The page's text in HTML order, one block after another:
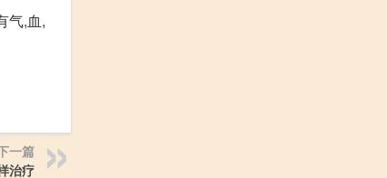
气,血,
一篇
治疗